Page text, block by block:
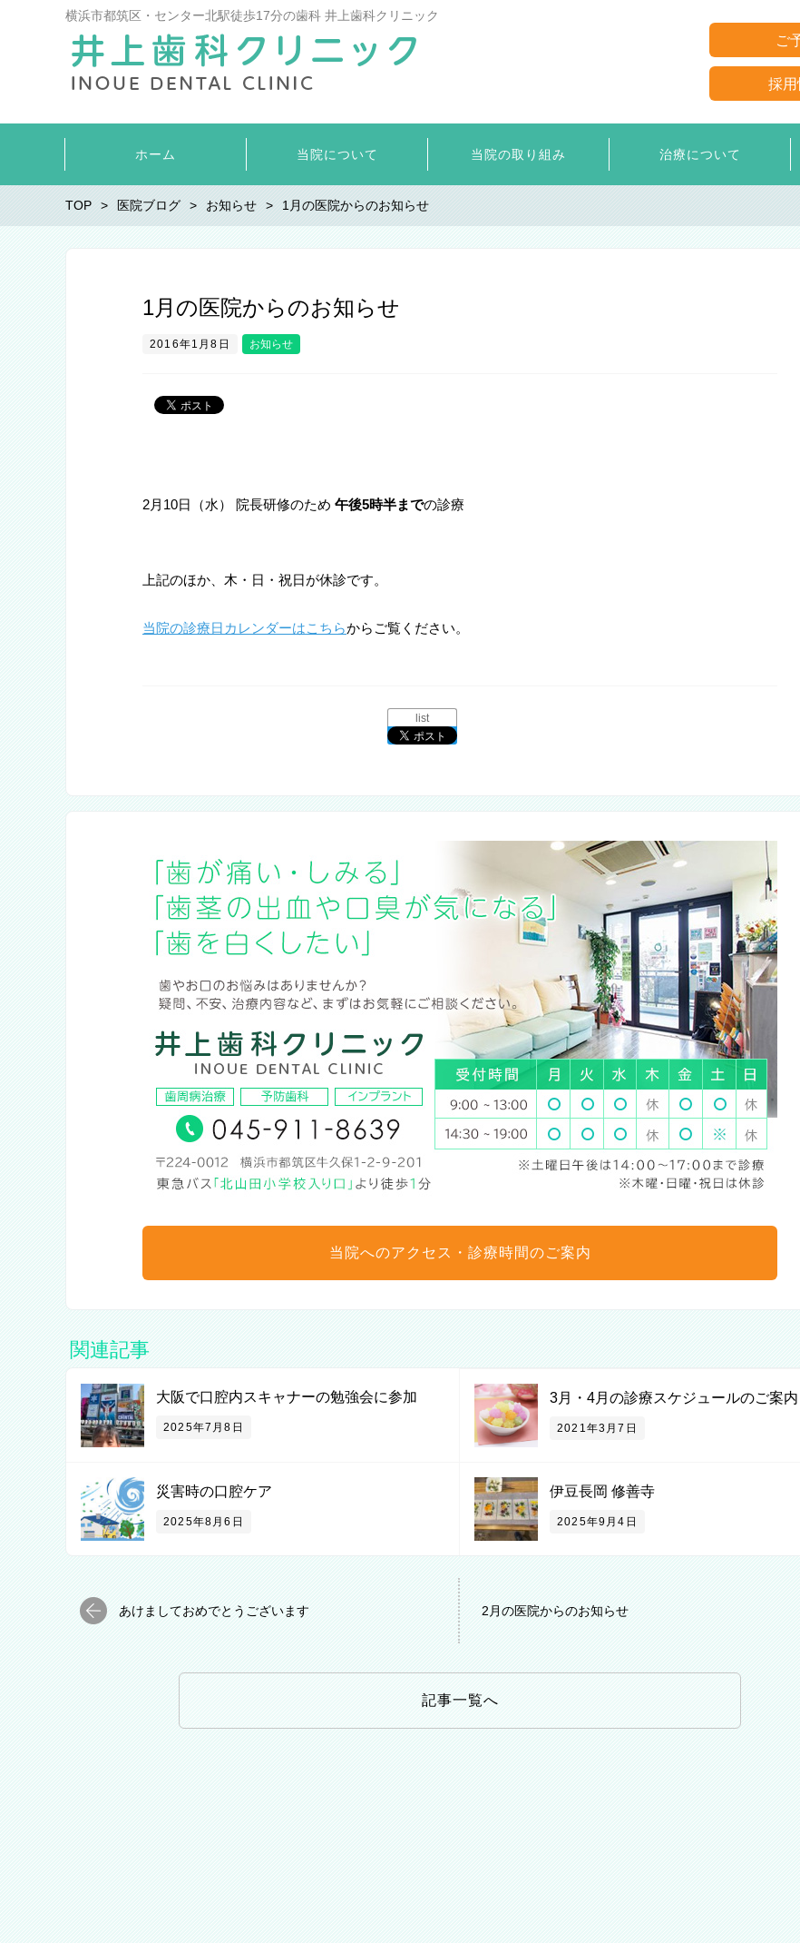
横浜市都筑区・センター北駅徒歩17分の歯科 井上歯科クリニック
ご
採用
ホーム 当院について 当院の取り組み 治療について
TOP 医院ブログ お知らせ 1月の医院からのお知らせ
1月の医院からのお知らせ
2016年1月8日 お知らせ
2月10日（水） 院長研修のため 午後5時半までの診療
上記のほか、木・日・祝日が休診です。
当院の診療日カレンダーはこちらからご覧ください。
list
当院へのアクセス・診療時間のご案内
関連記事
大阪で口腔内スキャナーの勉強会に参加
2025年7月8日
3月・4月の診療スケジュールのご案内
2021年3月7日
災害時の口腔ケア
2025年8月6日
伊豆長岡 修善寺
2025年9月4日
あけましておめでとうございます 2月の医院からのお知らせ
記事一覧へ